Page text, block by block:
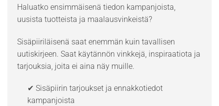
Haluatko ensimmäisenä tiedon kampanjoista,
uusista tuotteista ja maalausvinkeistä?
Sisäpiiriläisenä saat enemmän kuin tavallisen
uutiskirjeen. Saat käytännön vinkkejä, inspiraatiota ja
tarjouksia, joita ei aina näy muille.
✔ Sisäpiirin tarjoukset ja ennakkotiedot
kampanjoista